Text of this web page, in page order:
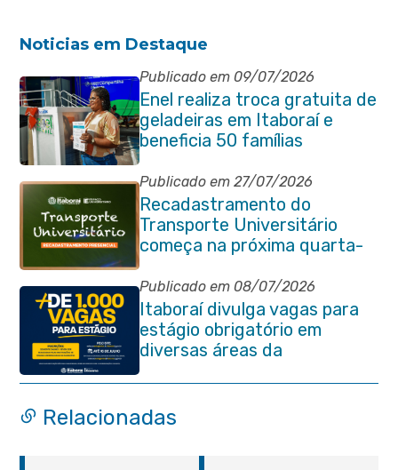
Noticias em Destaque
Publicado em 09/07/2026
Enel realiza troca gratuita de
geladeiras em Itaboraí e
beneficia 50 famílias
Publicado em 27/07/2026
Recadastramento do
Transporte Universitário
começa na próxima quarta-
feira (29/07)
Publicado em 08/07/2026
Itaboraí divulga vagas para
estágio obrigatório em
diversas áreas da
administração pública
Relacionadas